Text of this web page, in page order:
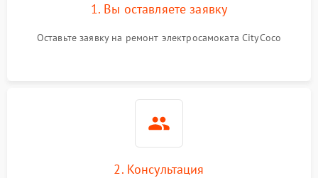
1. Вы оставляете заявку
Оставьте заявку на ремонт электросамоката CityCoco
2. Консультация